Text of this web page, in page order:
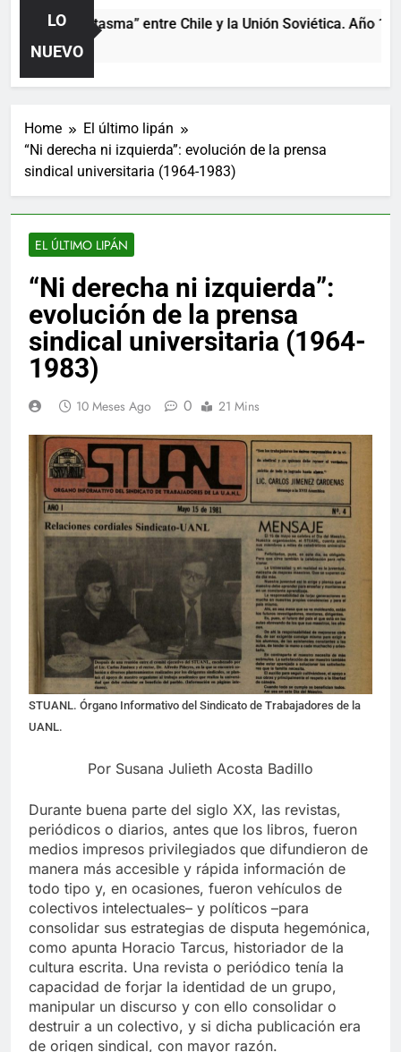
“fantasma” entre Chile y la Unión Soviética. Año 1973
Home
El último lipán
“Ni derecha ni izquierda”: evolución de la prensa
EL ÚLTIMO LIPÁN
“Ni derecha ni izquierda”:
evolución de la prensa
sindical universitaria (1964-
1983)
STUANL. Órgano Informativo del Sindicato de Trabajadores de la
Durante buena parte del siglo XX, las revistas,
periódicos o diarios, antes que los libros, fueron
medios impresos privilegiados que difundieron de
manera más accesible y rápida información de
todo tipo y, en ocasiones, fueron vehículos de
colectivos intelectuales– y políticos –para
consolidar sus estrategias de disputa hegemónica,
como apunta Horacio Tarcus, historiador de la
cultura escrita. Una revista o periódico tenía la
capacidad de forjar la identidad de un grupo,
manipular un discurso y con ello consolidar o
destruir a un colectivo, y si dicha publicación era